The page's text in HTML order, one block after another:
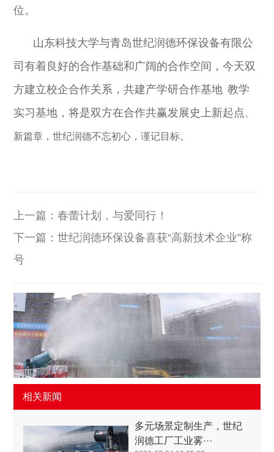
位。
山东科技大学与青岛世纪润德环保设备有限公
司有着良好的合作基础和广阔的合作空间，今天双
方建立校企合作关系，共建产学研合作基地 教学
实习基地，将是双方在合作共赢发展史上新起点
新篇章，世纪润德不忘初心，谨记目标。
上一篇：春蕾计划，与爱同行！
下一篇：世纪润德环保设备喜获“高新技术企业”称
号
相关新闻
多元场景定制生产，世纪
润德工厂工业雾···